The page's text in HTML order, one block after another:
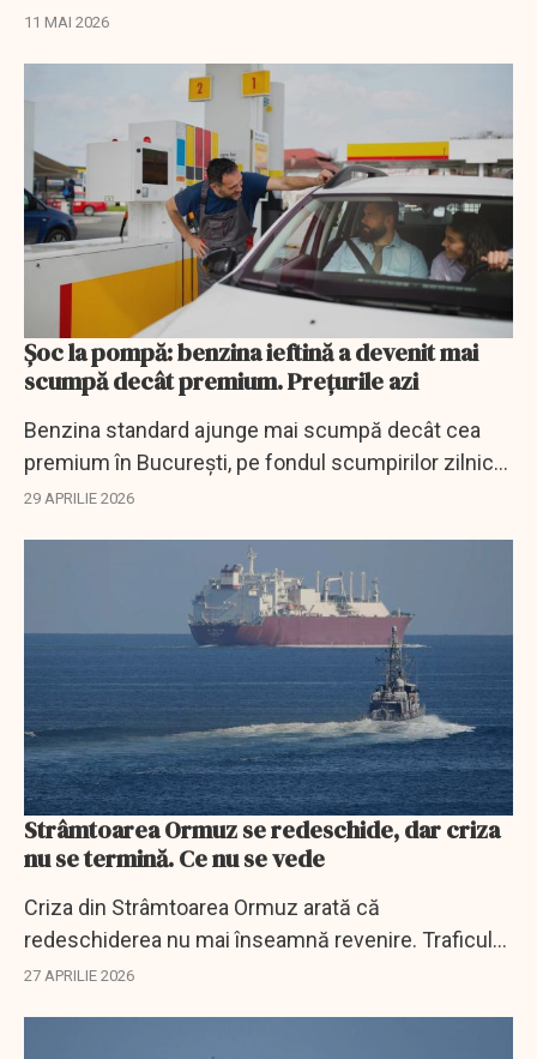
pentru escortarea navelor prin Strâmtoarea Ormuz.
11 MAI 2026
Șoc la pompă: benzina ieftină a devenit mai
scumpă decât premium. Prețurile azi
Benzina standard ajunge mai scumpă decât cea
premium în București, pe fondul scumpirilor zilnice
și al creșterii petrolului Brent.
29 APRILIE 2026
Strâmtoarea Ormuz se redeschide, dar criza
nu se termină. Ce nu se vede
Criza din Strâmtoarea Ormuz arată că
redeschiderea nu mai înseamnă revenire. Traficul
rămâne prăbușit, iar piața energiei intră într-o nouă
27 APRILIE 2026